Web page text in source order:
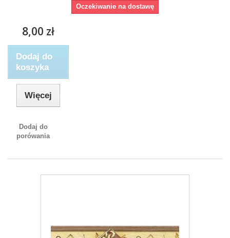
Oczekiwanie na dostawę
8,00 zł
Dodaj do
koszyka
Więcej
Dodaj do
porówania